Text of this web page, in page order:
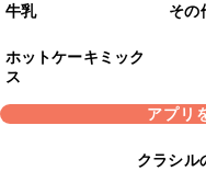
牛乳 その
ホットケーキミック
ス
アプリ
クラシル